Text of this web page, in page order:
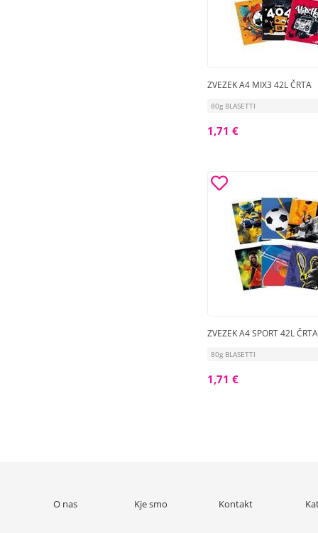
ZVEZEK A4 MIX3 42L ČRTA
80g BLASETTI
1,71 €
ZVEZEK A4 SPORT 42L ČRTA
80g BLASETTI
1,71 €
O nas Kje smo Kontakt